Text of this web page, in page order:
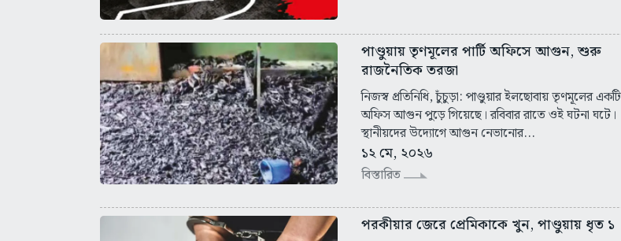
পাণ্ডুয়ায় তৃণমূলের পার্টি অফিসে আগুন, শুরু
রাজনৈতিক তরজা
নিজস্ব প্রতিনিধি, চুঁচুড়া: পাণ্ডুয়ার ইলছোবায় তৃণমূলের একটি
অফিস আগুন পুড়ে গিয়েছে। রবিবার রাতে ওই ঘটনা ঘটে।
স্থানীয়দের উদ্যোগে আগুন নেভানোর...
১২ মে, ২০২৬
বিস্তারিত
পরকীয়ার জেরে প্রেমিকাকে খুন, পাণ্ডুয়ায় ধৃত ১